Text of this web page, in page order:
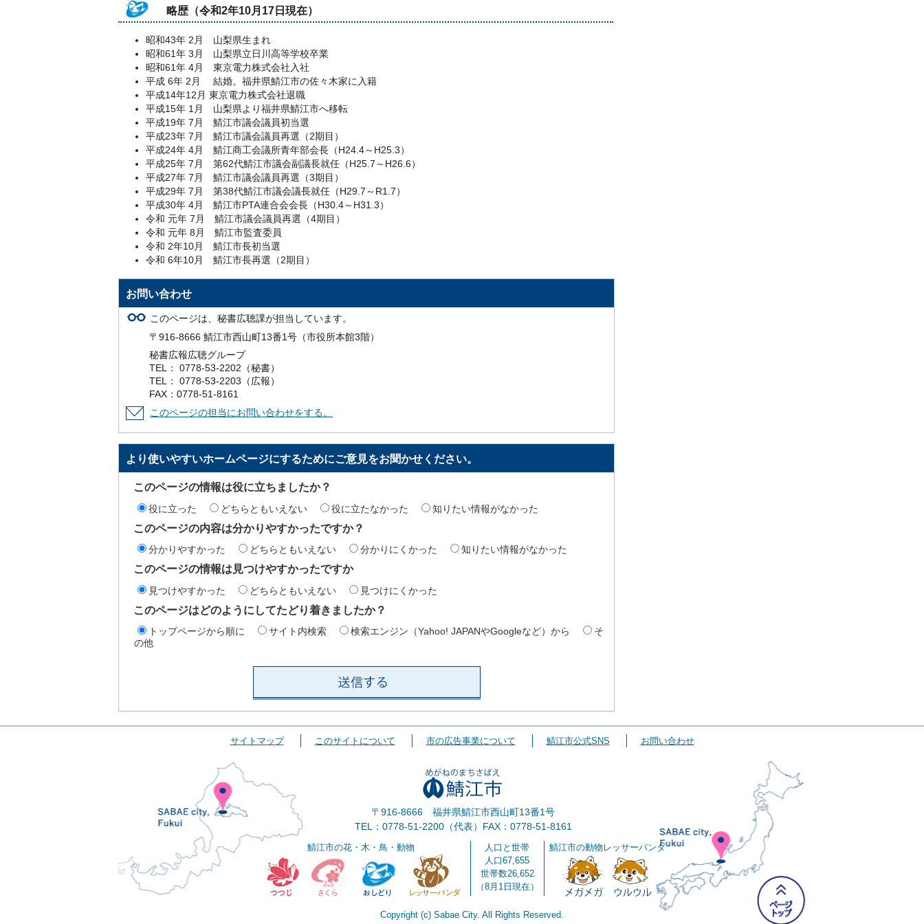
略歴（令和2年10月17日現在）
昭和43年 2月 山梨県生まれ
昭和61年 3月 山梨県立日川高等学校卒業
昭和61年 4月 東京電力株式会社入社
平成 6年 2月 結婚。福井県鯖江市の佐々木家に入籍
平成14年12月 東京電力株式会社退職
平成15年 1月 山梨県より福井県鯖江市へ移転
平成19年 7月 鯖江市議会議員初当選
平成23年 7月 鯖江市議会議員再選（2期目）
平成24年 4月 鯖江商工会議所青年部会長（H24.4～H25.3）
平成25年 7月 第62代鯖江市議会副議長就任（H25.7～H26.6）
平成27年 7月 鯖江市議会議員再選（3期目）
平成29年 7月 第38代鯖江市議会議長就任（H29.7～R1.7）
平成30年 4月 鯖江市PTA連合会会長（H30.4～H31.3）
令和 元年 7月 鯖江市議会議員再選（4期目）
令和 元年 8月 鯖江市監査委員
令和 2年10月 鯖江市長初当選
令和 6年10月 鯖江市長再選（2期目）
お問い合わせ
このページは、秘書広聴課が担当しています。
〒916-8666 鯖江市西山町13番1号（市役所本館3階）
秘書広報広聴グループ
TEL： 0778-53-2202（秘書）
TEL： 0778-53-2203（広報）
FAX：0778-51-8161
このページの担当にお問い合わせをする。
より使いやすいホームページにするためにご意見をお聞かせください。
このページの情報は役に立ちましたか？
役に立った どちらともいえない 役に立たなかった 知りたい情報がなかった
このページの内容は分かりやすかったですか？
分かりやすかった どちらともいえない 分かりにくかった 知りたい情報がなかった
このページの情報は見つけやすかったですか
見つけやすかった どちらともいえない 見つけにくかった
このページはどのようにしてたどり着きましたか？
トップページから順に サイト内検索 検索エンジン（Yahoo! JAPANやGoogleなど）から
そ
の他
サイトマップ このサイトについて 市の広告事業について 鯖江市公式SNS お問い合わせ
〒916-8666 福井県鯖江市西山町13番1号
TEL：0778-51-2200（代表） FAX：0778-51-8161
鯖江市の花・木・鳥・動物
人口と世帯
人口67,655
世帯数26,652
（8月1日現在）
鯖江市の動物レッサーパンダ
Copyright (c) Sabae City. All Rights Reserved.